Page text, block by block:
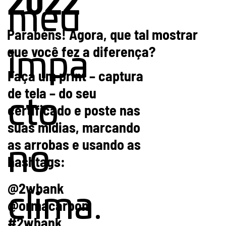
meu
impa
cto
no
clima.
Parabéns! Agora, que tal mostrar
que você fez a diferença?
Faça um print – captura
de tela – do seu
certificado e poste nas
suas mídias, marcando
as arrobas e usando as
hashtags:
@2wbank
@ormacarbon
#2wbank